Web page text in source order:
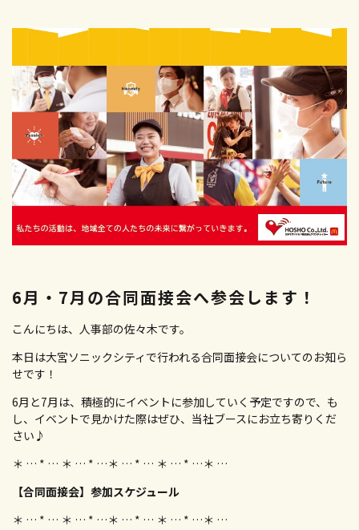
新卒募集要項
新卒採用エントリー
キャリア募集要項
キャリア採用エントリー
高校生向け特設ページ
主婦(夫)向け特設ページ
資料請求フォーム
6月・7月の合同面接会へ参会します！
こんにちは、人事部の佐々木です。
本日は大宮ソニックシティで行われる合同面接会についてのお知ら
せです！
6月と7月は、積極的にイベントに参加していく予定ですので、も
し、イベントで見かけた際はぜひ、当社ブースにお立ち寄りくだ
さい♪
＊ … * … ＊ … * …＊ … * … ＊ … * …＊ …
【合同面接会】参加スケジュール
＊ … * … ＊ … * …＊ … * … ＊ … * …＊ …